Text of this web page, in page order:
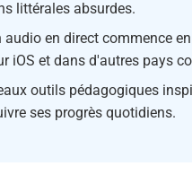
littérales absurdes.
en direct commence
iOS et dans d'autres pays
outils pédagogiques
ses progrès quotidiens.